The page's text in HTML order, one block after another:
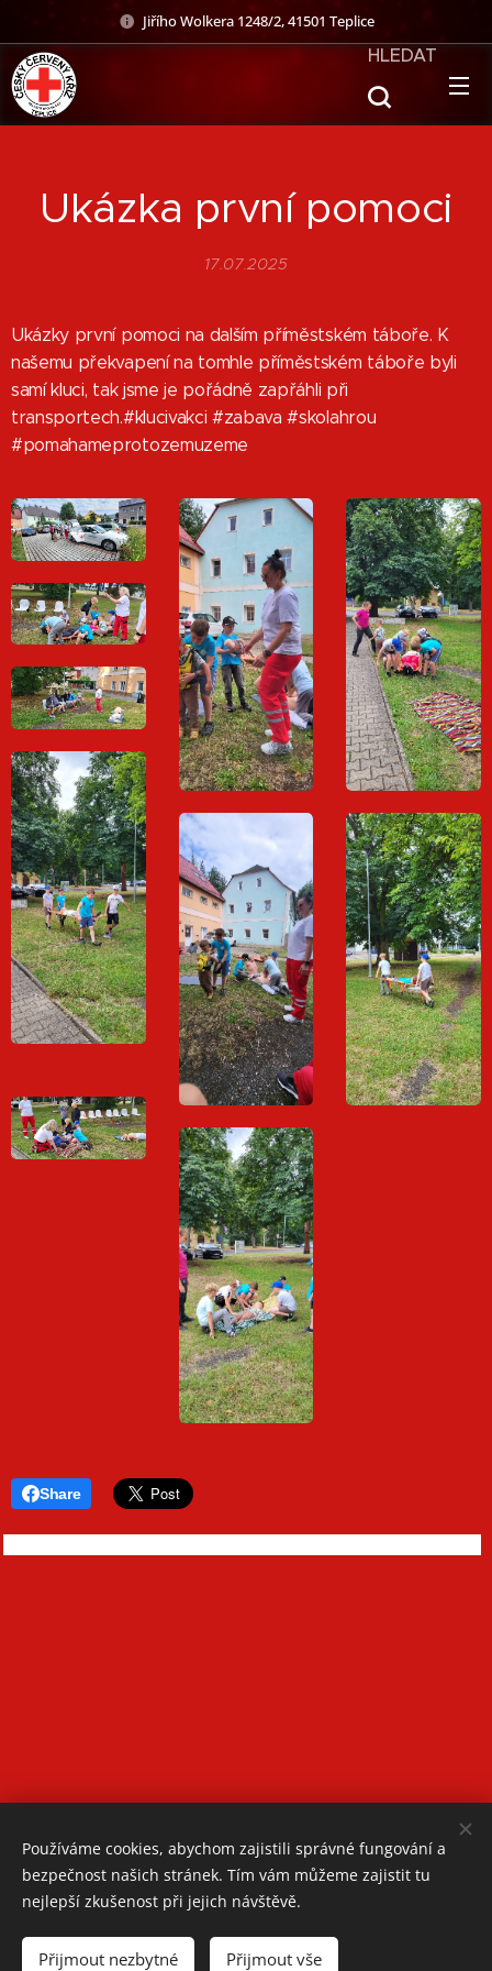
Jiřího Wolkera 1248/2, 41501 Teplice
HLEDAT
Ukázka první pomoci
17.07.2025
Ukázky první pomoci na dalším příměstském táboře. K
našemu překvapení na tomhle příměstském táboře byli
samí kluci, tak jsme je pořádně zapřáhli při
transportech.#klucivakci #zabava #skolahrou
#pomahameprotozemuzeme
Share
Oblastní spolek Českého červeného kříže Teplice
Používáme cookies, abychom zajistili správné fungování a
bezpečnost našich stránek. Tím vám můžeme zajistit tu
nejlepší zkušenost při jejich návštěvě.
Přijmout nezbytné Přijmout vše